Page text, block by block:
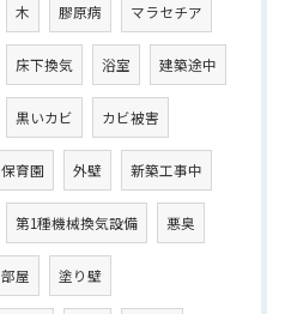
木 膠原病 マラセチア
床下換気 浴室 建築途中
黒いカビ カビ被害
保育園 外壁 新築工事中
第1種機械換気設備 悪臭
部屋 塗り壁